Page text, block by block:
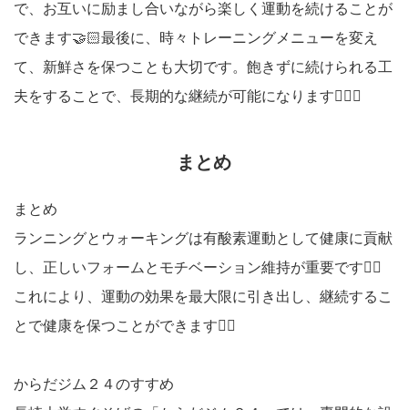
で、お互いに励まし合いながら楽しく運動を続けることが
できます🤝🏻最後に、時々トレーニングメニューを変え
て、新鮮さを保つことも大切です。飽きずに続けられる工
夫をすることで、長期的な継続が可能になります🙆🏻‍♀️
まとめ
まとめ
ランニングとウォーキングは有酸素運動として健康に貢献
し、正しいフォームとモチベーション維持が重要です🏃‍♀️
これにより、運動の効果を最大限に引き出し、継続するこ
とで健康を保つことができます☝🏻‪‪
からだジム２４のすすめ